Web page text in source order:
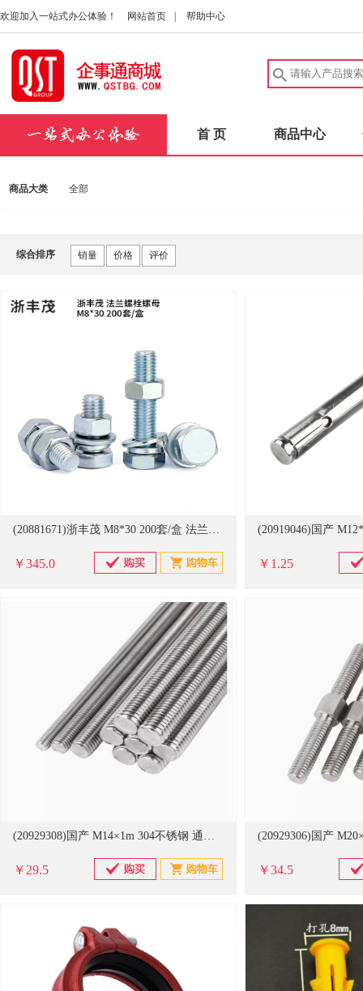
欢迎加入一站式办公体验！ 网站首页 帮助中心
首 页 商品中心
商品大类 全部
综合排序 销量 价格 评价
(20881671)浙丰茂 M8*30 200套/盒 法兰螺栓螺母(单位：盒)
￥345.0 ￥1.25
(20929308)国产 M14×1m 304不锈钢 通丝(单位：米)
￥29.5 ￥34.5